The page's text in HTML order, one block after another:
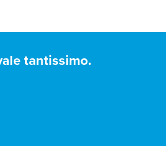
tantissimo.